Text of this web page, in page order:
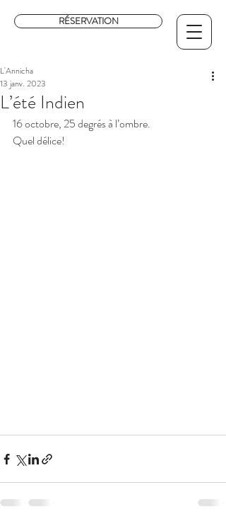
RÉSERVATION
L’été Indien
L'Annicha
13 janv. 2023
16 octobre, 25 degrés à l’ombre.
Quel délice!